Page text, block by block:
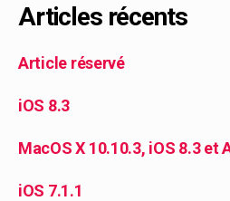
Articles récents
Article réservé
iOS 8.3
MacOS X 10.10.3, iOS 8.3 et
iOS 7.1.1